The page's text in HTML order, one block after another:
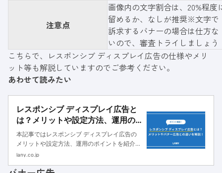
注意点
画像内の文字割合は、20%程度
留めるか、なしが推奨※文字で
訴求するバナーの場合は仕方な
いので、審査トライしましょう
こちらで、レスポンシブ ディスプレイ広告の仕様やメリ
ット等も解説していますのでご参考ください。
あわせて読みたい
レスポンシブ ディスプレイ広告と
は？メリットや設定方法、運用の
コツを紹介
本記事ではレスポンシブ ディスプレイ広告の
メリットや設定方法、運用のポイントを紹介し
ます。入稿規定も紹介しているので、これから
lany.co.jp